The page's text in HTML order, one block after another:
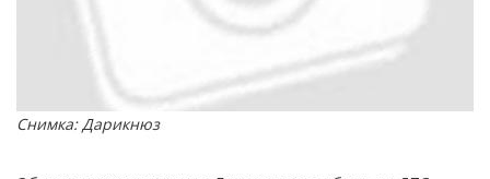
Снимка: Дарикнюз